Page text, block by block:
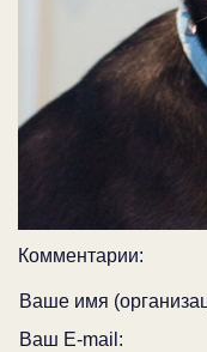
Комментарии:
Ваше имя
Ваш E-mail: